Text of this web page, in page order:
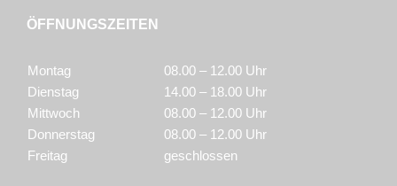
ÖFFNUNGSZEITEN
Montag
08.00 – 12.00 Uhr
Dienstag
14.00 – 18.00 Uhr
Mittwoch
08.00 – 12.00 Uhr
Donnerstag
08.00 – 12.00 Uhr
Freitag
geschlossen